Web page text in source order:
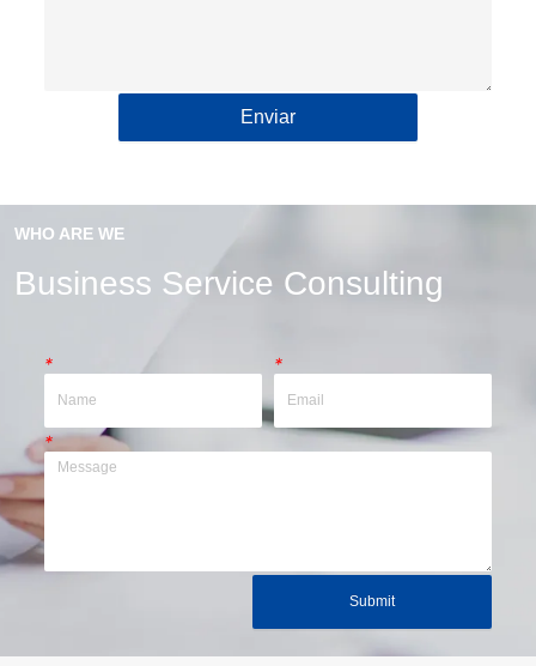
Enviar
WHO ARE WE
Business Service Consulting
* *
*
Submit